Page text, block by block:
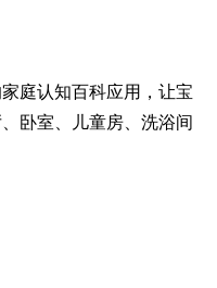
庭认知百科应用，让宝
卧室、儿童房、洗浴间